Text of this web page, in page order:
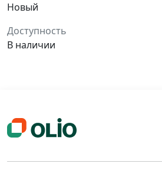
Новый
Доступность
В наличии